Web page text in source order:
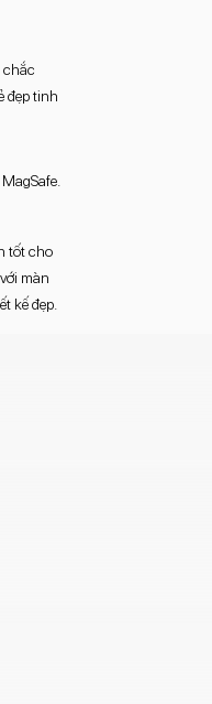
chắc
đẹp tinh
tốt cho
màn
kế đẹp.